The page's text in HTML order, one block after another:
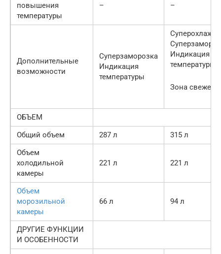
повышения
температуры
– –
Дополнительные
возможности
Суперзаморозка
Индикация
температуры
Индикация
температуры
Зона
ОБЪЕМ
Общий объем
287 л
315 л
Объем
холодильной
камеры
221 л 221 л
Объем
морозильной
камеры
66 л 94 л
ДРУГИЕ ФУНКЦИИ
И ОСОБЕННОСТИ